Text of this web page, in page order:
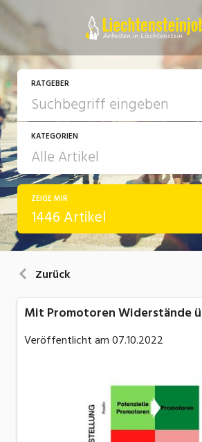
RATGEBER
KATEGORIEN
Arbeit
Ausbildung / Weiterbildung
ZEIGE MIR
1446 Artikel
Zurück
Mit Promotoren Widerstände
Veröffentlicht am07.10.2022